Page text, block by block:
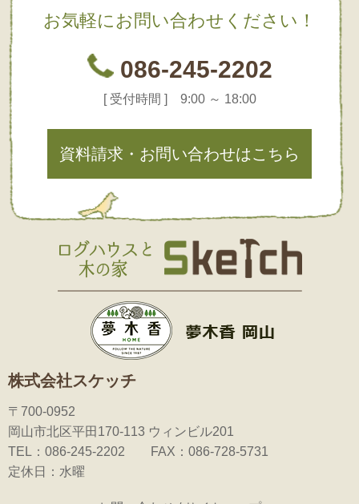
お気軽にお問い合わせください！
086-245-2202
[ 受付時間 ] 9:00 ～ 18:00
資料請求・お問い合わせはこちら
株式会社スケッチ
〒700-0952
岡山市北区平田170-113 ウィンビル201
TEL：086-245-2202 FAX：086-728-5731
定休日：水曜